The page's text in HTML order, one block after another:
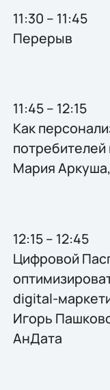
11:30 – 11:45
Перерыв
11:45 – 12:15
Как
Мария
12:15 – 12:45
Цифровой
digital-
Игорь
АнДата